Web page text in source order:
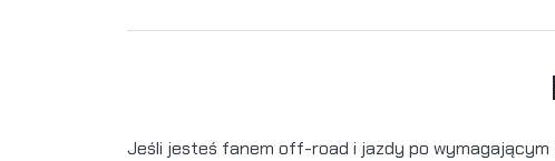
Jeśli jesteś fanem off-road i jazdy po wymagającym